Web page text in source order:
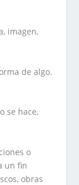
imagen,
de algo.
se hace,
o
un fin
obras